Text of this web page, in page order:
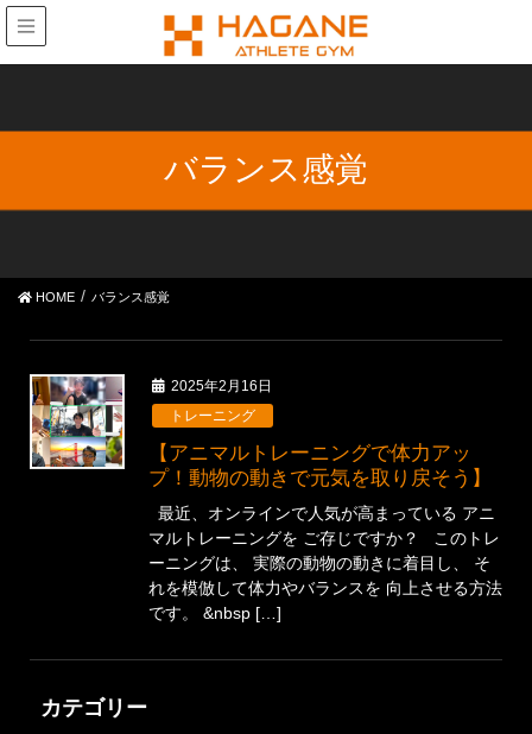
バランス感覚
HOME バランス感覚
2025年2月16日
トレーニング
【アニマルトレーニングで体力アッ
プ！動物の動きで元気を取り戻そう】
最近、オンラインで人気が高まっている アニ
マルトレーニングを ご存じですか？ このトレ
ーニングは、 実際の動物の動きに着目し、 そ
れを模倣して体力やバランスを 向上させる方法
です。 &nbsp […]
カテゴリー